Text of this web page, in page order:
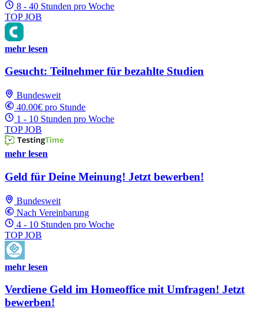
8 - 40 Stunden pro Woche
TOP JOB
mehr lesen
Gesucht: Teilnehmer für bezahlte Studien
Bundesweit
40.00€ pro Stunde
1 - 10 Stunden pro Woche
TOP JOB
mehr lesen
Geld für Deine Meinung! Jetzt bewerben!
Bundesweit
Nach Vereinbarung
4 - 10 Stunden pro Woche
TOP JOB
mehr lesen
Verdiene Geld im Homeoffice mit Umfragen! Jetzt
bewerben!